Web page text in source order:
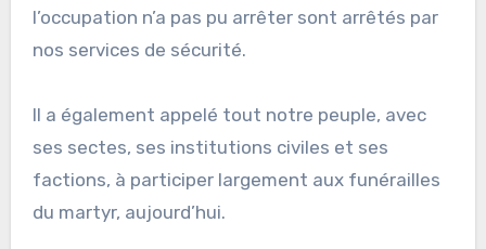
l’occupation n’a pas pu arrêter sont arrêtés par
nos services de sécurité.
Il a également appelé tout notre peuple, avec
ses sectes, ses institutions civiles et ses
factions, à participer largement aux funérailles
du martyr, aujourd’hui.